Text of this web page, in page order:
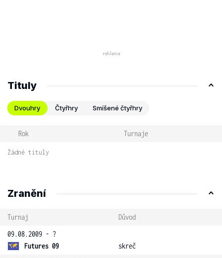
Tituly
Dvouhry Čtyřhry Smíšené čtyřhry
Rok Turnaje
Žádné tituly
Zranění
Turnaj
Důvod
09.08.2009 - ?
Futures 09
skreč